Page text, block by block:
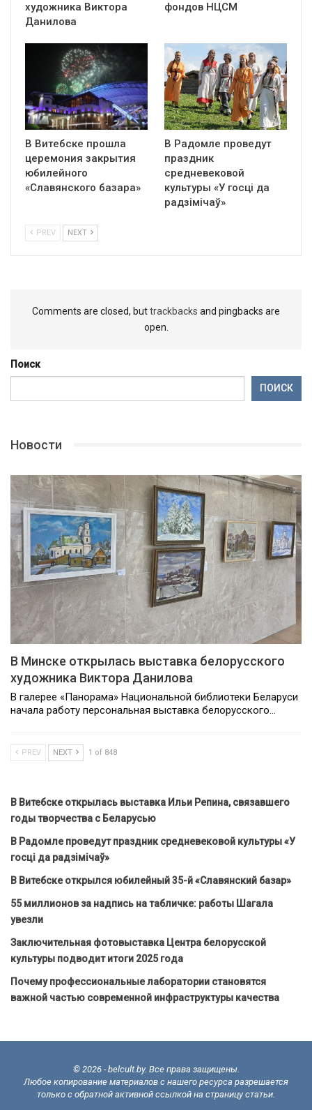
художника Виктора
Данилова
фондов НЦСМ
В Витебске прошла
церемония закрытия
юбилейного
«Славянского базара»
В Радомле проведут
праздник
средневековой
культуры «У госці да
радзімічаў»
PREV NEXT
Comments are closed, buttrackbacks and pingbacks are
open.
Поиск
ПОИСК
Новости
В Минске открылась выставка белорусского
художника Виктора Данилова
В галерее «Панорама» Национальной библиотеки Беларуси
начала работу персональная выставка белорусского…
PREV NEXT 1 of 848
В Витебске открылась выставка Ильи Репина, связавшего
годы творчества с Беларусью
В Радомле проведут праздник средневековой культуры «У
госці да радзімічаў»
В Витебске открылся юбилейный 35-й «Славянский базар»
55 миллионов за надпись на табличке: работы Шагала
увезли
Заключительная фотовыставка Центра белорусской
культуры подводит итоги 2025 года
Почему профессиональные лаборатории становятся
важной частью современной инфраструктуры качества
© 2026 - belcult.by. Все права защищены.
Любое копирование материалов с нашего ресурса разрешается
только с обратной активной ссылкой на страницу статьи.